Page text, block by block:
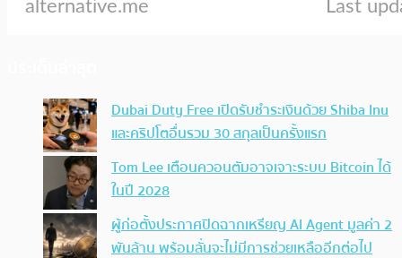
Dubai Duty Free เปิดรับชำระเงินด้วย Shiba Inu
และคริปโตอื่นรวม 30 สกุลเป็นครั้งแรก
Tom Lee เตือนควอนตัมอาจเจาะระบบ Bitcoin ได้
ในปี 2028
ผู้ก่อตั้งประกาศปิดฉากเหรียญ AI Agent มูลค่า 2
พันล้าน พร้อมลั่นจะไม่มีการช่วยเหลืออีกต่อไป